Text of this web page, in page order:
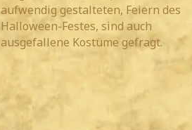
aufwendig gestalteten, Feiern des
Halloween-Festes, sind auch
ausgefallene Kostüme gefragt.